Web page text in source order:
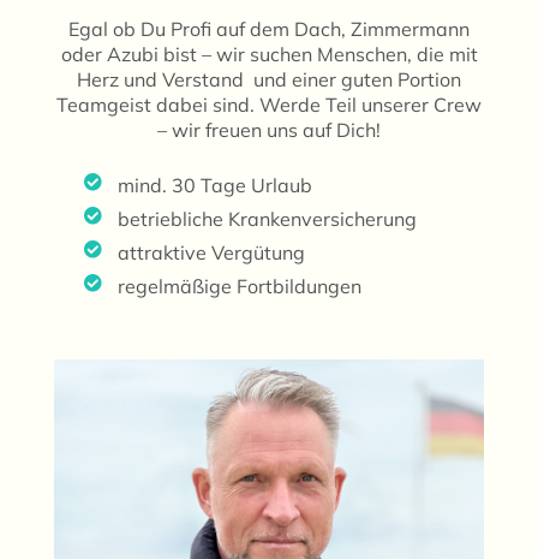
Egal ob Du Profi auf dem Dach, Zimmermann
oder Azubi bist – wir suchen Menschen, die mit
Herz und Verstand und einer guten Portion
Teamgeist dabei sind. Werde Teil unserer Crew
– wir freuen uns auf Dich!
mind. 30 Tage Urlaub
betriebliche Krankenversicherung
attraktive Vergütung
regelmäßige Fortbildungen